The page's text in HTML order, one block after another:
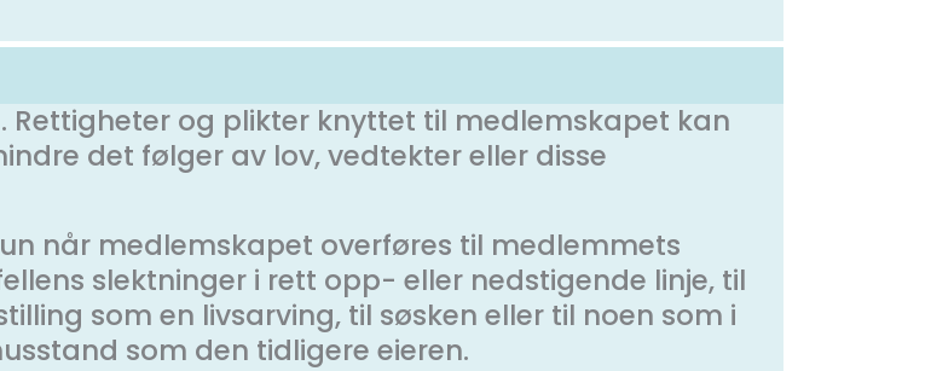
Rettigheter og plikter knyttet til medlemskapet kan
det følger av lov, vedtekter eller disse
når medlemskapet overføres til medlemmets
slektninger i rett opp- eller nedstigende linje, til
som en livsarving, til søsken eller til noen som i
som den tidligere eieren.